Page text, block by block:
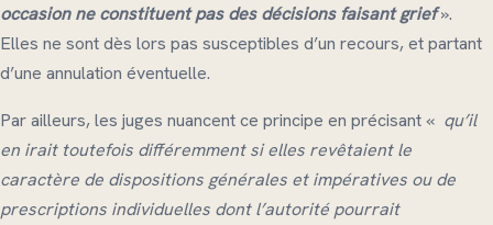
occasion ne constituent pas des décisions faisant grief».
Elles ne sont dès lors pas susceptibles d’un recours, et partant
d’une annulation éventuelle.
Par ailleurs, les juges nuancent ce principe en précisant « qu’il
en irait toutefois différemment si elles revêtaient le
caractère de dispositions générales et impératives ou de
prescriptions individuelles dont l’autorité pourrait